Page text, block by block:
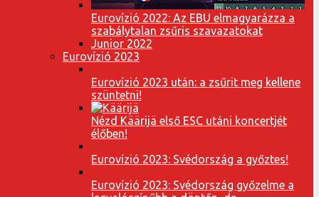
Eurovízió 2022: Az EBU elmagyarázza a
szabálytalan zsűris szavazatokat
Junior 2022
Eurovízió 2023
Eurovízió 2023 után: a zsűrit meg kellene
szüntetni!
Nézd Käärijä első ESC utáni koncertjét
élőben!
Eurovízió 2023: Svédország a győztes!
Eurovízió 2023: Svédország győzelme a